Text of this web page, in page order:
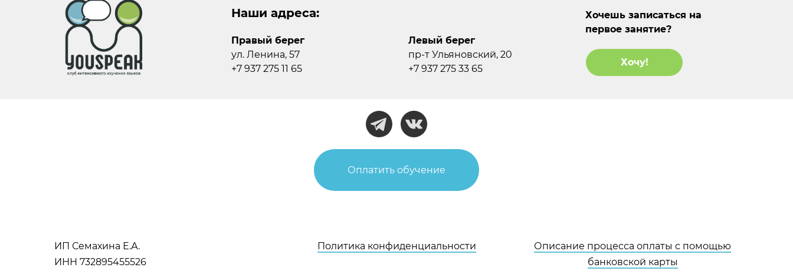
Наши адреса:
Правый берег
ул. Ленина, 57
+7 937 275 11 65
Левый берег
пр-т Ульяновский, 20
+7 937 275 33 65
Хочу!
Хочешь записаться на
первое занятие?
Оплатить обучение
ИП Семахина Е.А.
ИНН 732895455526
Политика конфиденциальности
Описание процесса оплаты с помощью
банковской карты